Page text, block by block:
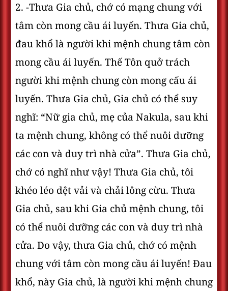
2. -Thưa Gia chủ, chớ có mạng chung với
tâm còn mong cầu ái luyến. Thưa Gia chủ,
đau khổ là người khi mệnh chung tâm còn
mong cầu ái luyến. Thế Tôn quở trách
người khi mệnh chung còn mong cấu ái
luyến. Thưa Gia chủ, Gia chủ có thể suy
nghĩ: “Nữ gia chủ, mẹ của Nakula, sau khi
ta mệnh chung, không có thể nuôi dưỡng
các con và duy trì nhà cửa”. Thưa Gia chủ,
chớ có nghĩ như vậy! Thưa Gia chủ, tôi
khéo léo dệt vải và chải lông cừu. Thưa
Gia chủ, sau khi Gia chủ mệnh chung, tôi
có thể nuôi dưỡng các con và duy trì nhà
cửa. Do vậy, thưa Gia chủ, chớ có mệnh
chung với tâm còn mong cầu ái luyến! Ðau
khổ, này Gia chủ, là người khi mệnh chung